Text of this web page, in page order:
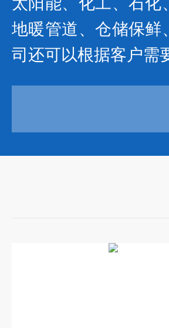
地暖管道、仓储保鲜
司还可以根据客户需